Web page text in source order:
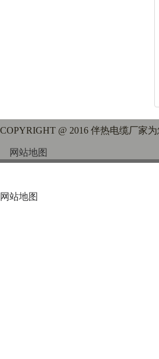
COPYRIGHT @ 2016 伴热电缆厂家为
网站地图
网站地图